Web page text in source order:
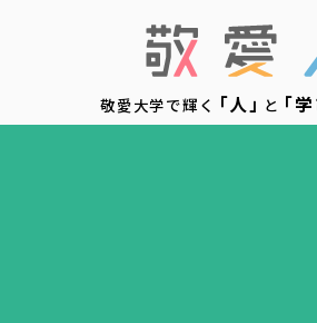
敬愛大学で輝く「人」と「